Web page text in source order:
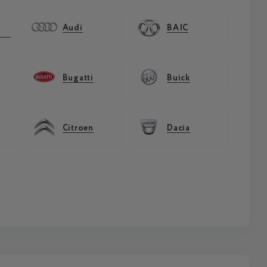
Audi BAIC
Bugatti Buick
Citroen Dacia